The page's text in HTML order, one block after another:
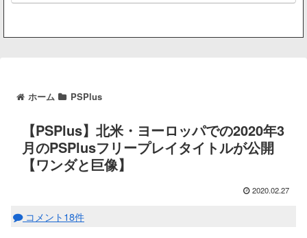
ホーム PSPlus
【PSPlus】北米・ヨーロッパでの2020年3
月のPSPlusフリープレイタイトルが公開
【ワンダと巨像】
2020.02.27
コメント18件